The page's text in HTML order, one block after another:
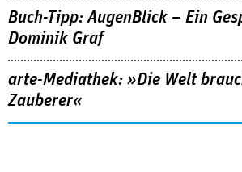
Buch-Tipp: AugenBlick – Ein
Dominik Graf
arte-Mediathek: »Die Welt
Zauberer«